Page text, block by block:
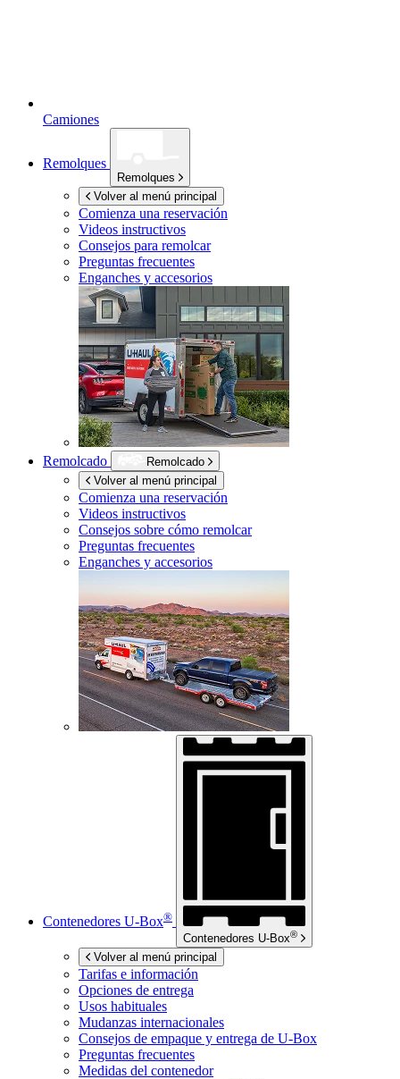
Camiones
Remolques
Remolques
Volver al menú principal
Comienza una reservación
Videos instructivos
Consejos para remolcar
Preguntas frecuentes
Enganches y accesorios
Remolcado
Remolcado
Volver al menú principal
Comienza una reservación
Videos instructivos
Consejos sobre cómo remolcar
Preguntas frecuentes
Enganches y accesorios
Contenedores U-Box®
Contenedores U-Box®
Volver al menú principal
Tarifas e información
Opciones de entrega
Usos habituales
Mudanzas internacionales
Consejos de empaque y entrega de U-Box
Preguntas frecuentes
Medidas del contenedor